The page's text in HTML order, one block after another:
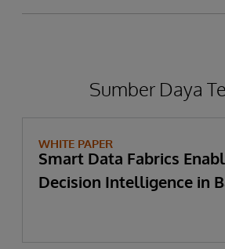
Sumber Daya
WHITE PAPER
Smart Data Fabrics
Decision Intelligence in